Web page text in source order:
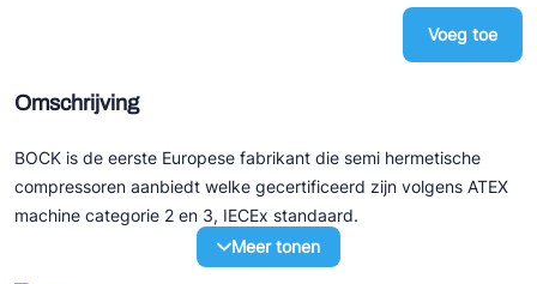
Voeg toe
Omschrijving
BOCK is de eerste Europese fabrikant die semi hermetische
compressoren aanbiedt welke gecertificeerd zijn volgens ATEX
machine categorie 2 en 3, IECEx standaard.
De basis van deze ATEX machines wordt gevormd door de
Meer tonen